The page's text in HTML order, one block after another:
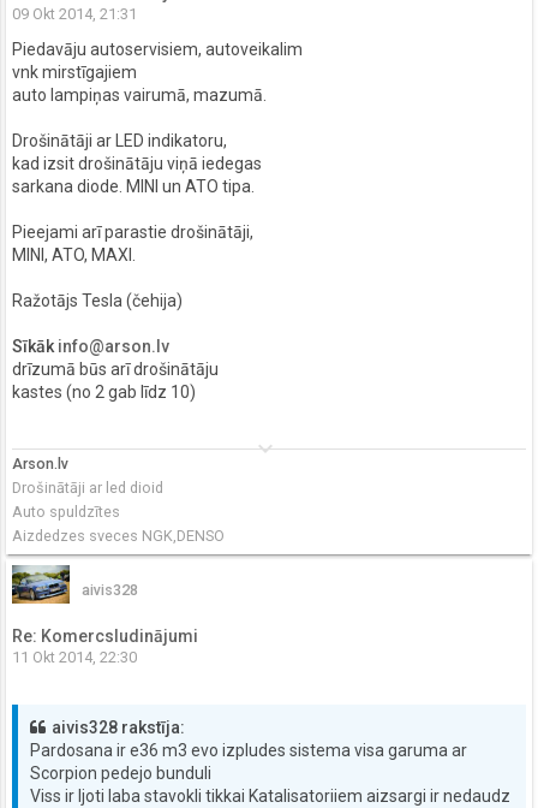
09 Okt 2014, 21:31
Piedavāju autoservisiem, autoveikalim
vnk mirstīgajiem
auto lampiņas vairumā, mazumā.
Drošinātāji ar LED indikatoru,
kad izsit drošinātāju viņā iedegas
sarkana diode. MINI un ATO tipa.
Pieejami arī parastie drošinātāji,
MINI, ATO, MAXI.
Ražotājs Tesla (čehija)
Sīkāk info@arson.lv
drīzumā būs arī drošinātāju
kastes (no 2 gab līdz 10)
keyboard_arrow_down
Arson.lv
Drošinātāji ar led dioid
Auto spuldzītes
Aizdedzes sveces NGK,DENSO
aivis328
Re: Komercsludinājumi
11 Okt 2014, 22:30
aivis328 rakstīja:
Pardosana ir e36 m3 evo izpludes sistema visa garuma ar
Scorpion pedejo bunduli
Viss ir ljoti laba stavokli tikkai Katalisatoriiem aizsargi ir nedaudz